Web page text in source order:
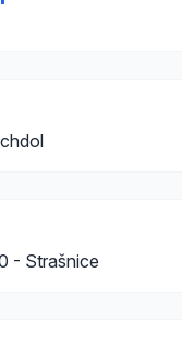
- Strašnice